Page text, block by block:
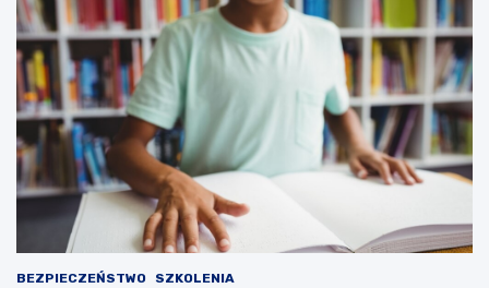
w
ł
o
w
s
k
l
a
S
p
o
ł
c
z
n
c
iBEZPIECZEŃSTWO SZKOLENIA